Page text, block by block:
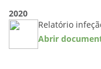
2020
Relatório
Abrir